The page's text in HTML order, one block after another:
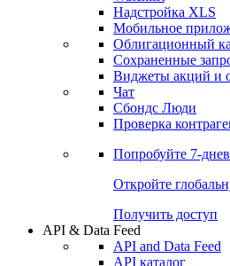
Получить доступ
Инструментарий
Портфель
Watchlist
Надстройка XLS
Мобильное
Облигационный
Сохраненные
Чат
Проверка
Попробуйте7-
Откройте